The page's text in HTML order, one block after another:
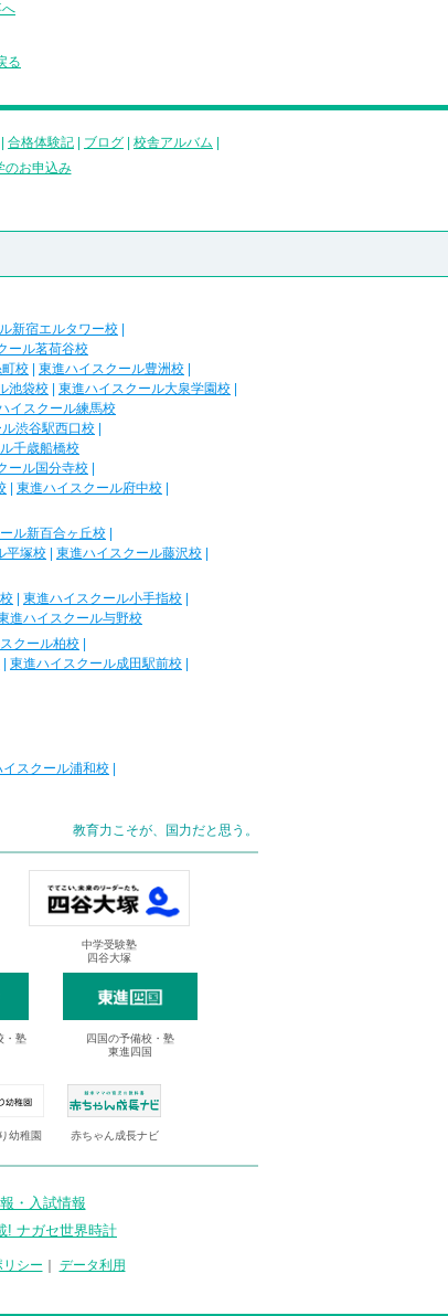
へ
る
合格体験記 ブログ 校舎アルバム
のお申込み
新宿エルタワー校
ール茗荷谷校
校 東進ハイスクール豊洲校
池袋校 東進ハイスクール大泉学園校
イスクール練馬校
渋谷駅西口校
千歳船橋校
ール国分寺校
東進ハイスクール府中校
ル新百合ヶ丘校
平塚校 東進ハイスクール藤沢校
東進ハイスクール小手指校
進ハイスクール与野校
クール柏校
東進ハイスクール成田駅前校
イスクール浦和校
教育力こそが、国力だと思う。
中学受験塾
四谷大塚
・塾
四国の予備校・塾
東進四国
幼稚園 赤ちゃん成長ナビ
・入試情報
! ナガセ世界時計
シー データ利用